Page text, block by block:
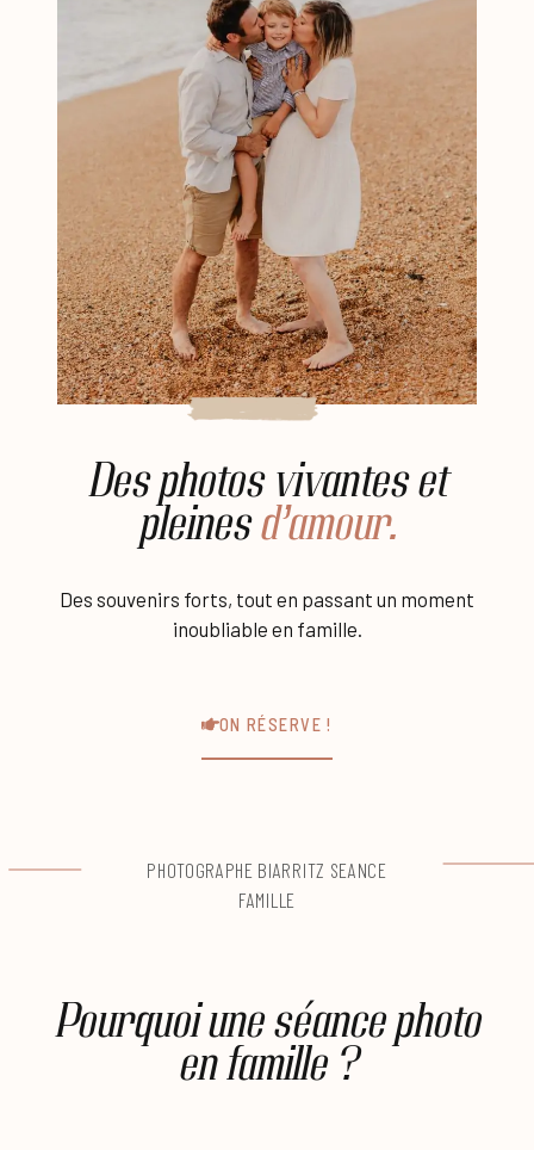
Des photos vivantes et
pleinesd’amour.
Des souvenirs forts, tout en passant un moment
inoubliable en famille.
ON RÉSERVE !
PHOTOGRAPHE BIARRITZ SEANCE
FAMILLE
Pourquoi une séance photo
en famille ?